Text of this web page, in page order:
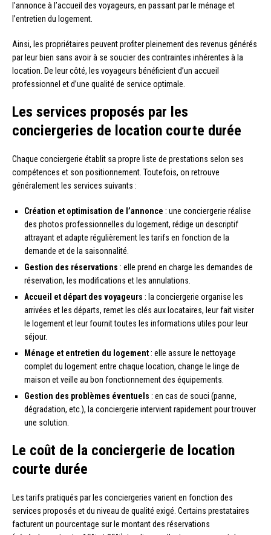
l’annonce à l’accueil des voyageurs, en passant par le ménage et
l’entretien du logement.
Ainsi, les propriétaires peuvent profiter pleinement des revenus générés
par leur bien sans avoir à se soucier des contraintes inhérentes à la
location. De leur côté, les voyageurs bénéficient d’un accueil
professionnel et d’une qualité de service optimale.
Les services proposés par les
conciergeries de location courte durée
Chaque conciergerie établit sa propre liste de prestations selon ses
compétences et son positionnement. Toutefois, on retrouve
généralement les services suivants :
Création et optimisation de l’annonce : une conciergerie réalise
des photos professionnelles du logement, rédige un descriptif
attrayant et adapte régulièrement les tarifs en fonction de la
demande et de la saisonnalité.
Gestion des réservations : elle prend en charge les demandes de
réservation, les modifications et les annulations.
Accueil et départ des voyageurs : la conciergerie organise les
arrivées et les départs, remet les clés aux locataires, leur fait visiter
le logement et leur fournit toutes les informations utiles pour leur
séjour.
Ménage et entretien du logement : elle assure le nettoyage
complet du logement entre chaque location, change le linge de
maison et veille au bon fonctionnement des équipements.
Gestion des problèmes éventuels : en cas de souci (panne,
dégradation, etc.), la conciergerie intervient rapidement pour trouver
une solution.
Le coût de la conciergerie de location
courte durée
Les tarifs pratiqués par les conciergeries varient en fonction des
services proposés et du niveau de qualité exigé. Certains prestataires
facturent un pourcentage sur le montant des réservations